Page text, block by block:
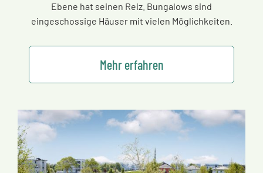
Ebene hat seinen Reiz. Bungalows sind
eingeschossige Häuser mit vielen Möglichkeiten.
Mehr erfahren